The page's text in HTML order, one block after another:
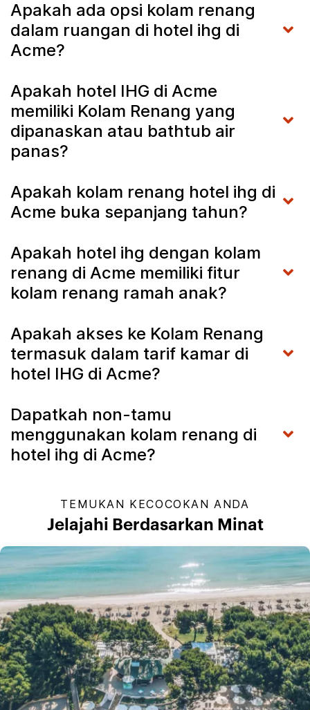
Apakah ada opsi kolam renang
dalam ruangan di hotel ihg di
Acme?
Apakah hotel IHG di Acme
memiliki Kolam Renang yang
dipanaskan atau bathtub air
panas?
Apakah kolam renang hotel ihg di
Acme buka sepanjang tahun?
Apakah hotel ihg dengan kolam
renang di Acme memiliki fitur
kolam renang ramah anak?
Apakah akses ke Kolam Renang
termasuk dalam tarif kamar di
hotel IHG di Acme?
Dapatkah non-tamu
menggunakan kolam renang di
hotel ihg di Acme?
TEMUKAN KECOCOKAN ANDA
Jelajahi Berdasarkan Minat